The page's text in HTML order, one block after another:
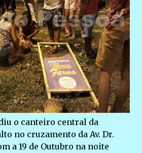
o canteiro central da
no cruzamento da Av. Dr.
a 19 de Outubro na noite